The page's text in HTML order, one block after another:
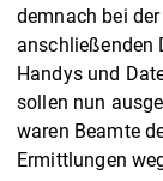
demnach bei
anschließenden
Handys und
sollen nun
waren Beamte
Ermittlungen